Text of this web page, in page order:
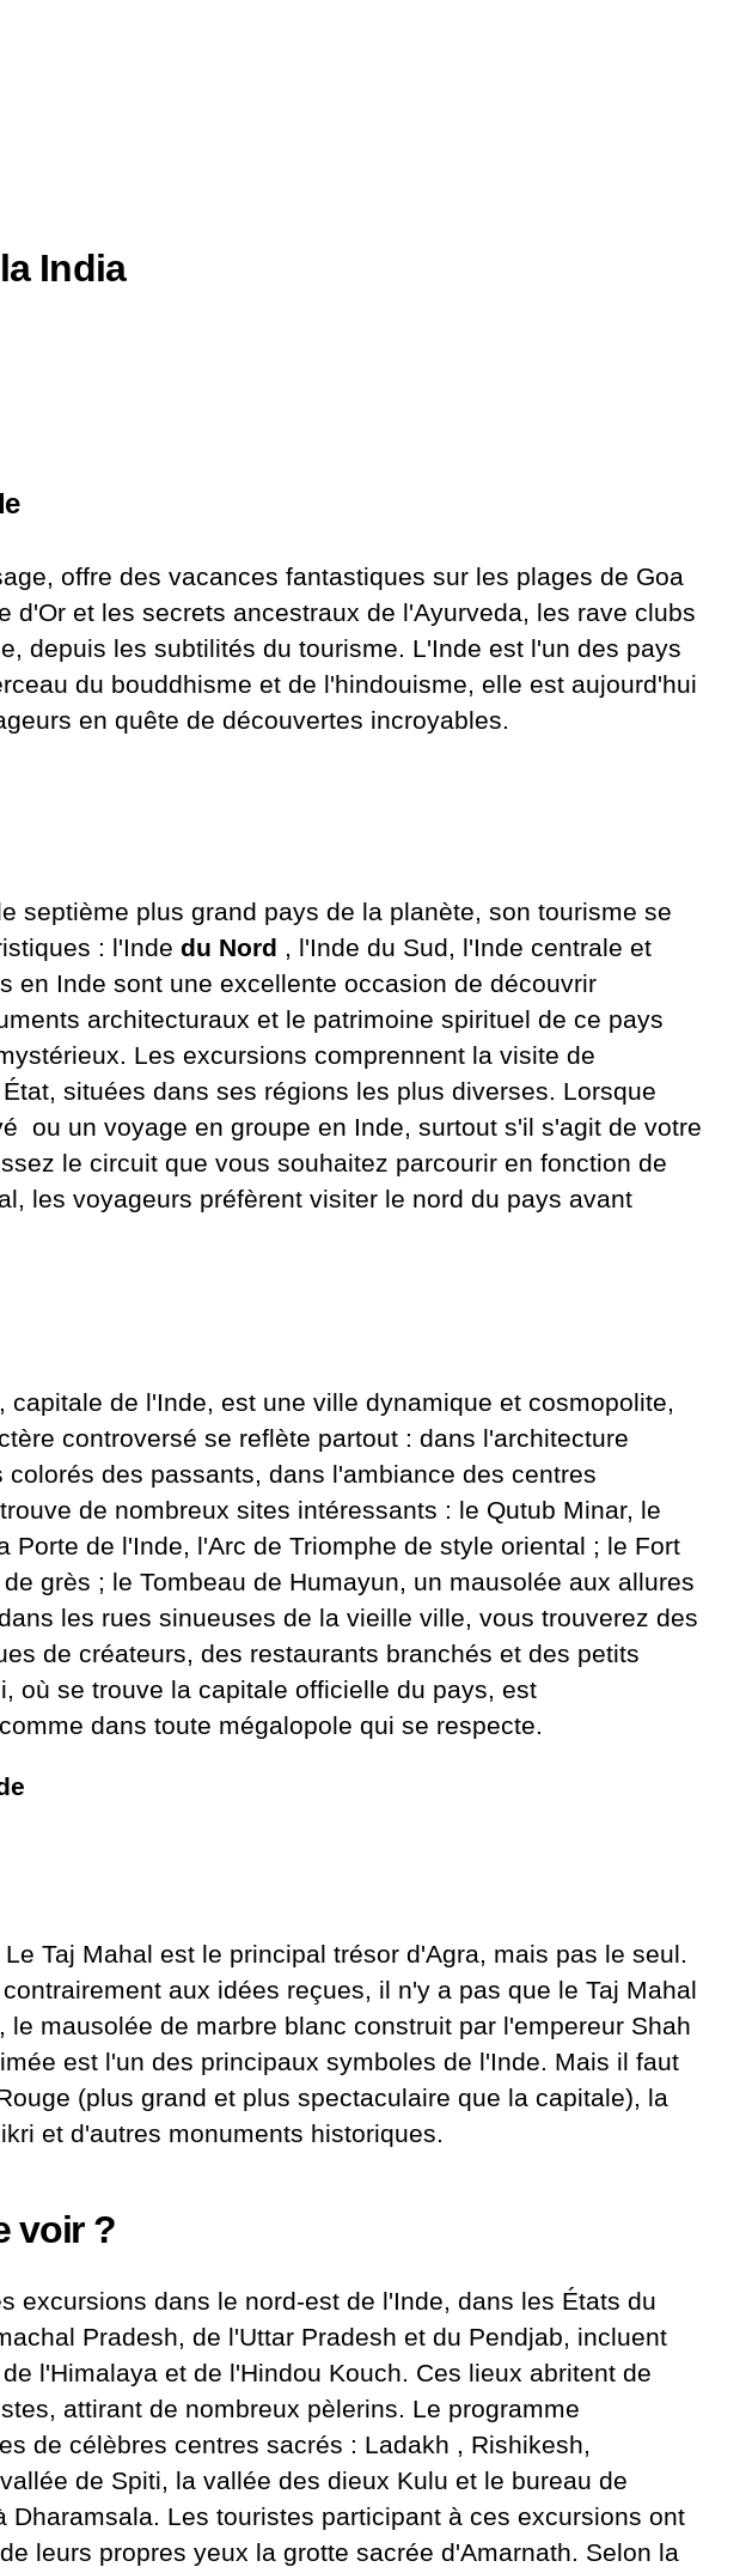
India
offre des vacances fantastiques sur les plages de Goa
et les secrets ancestraux de l'Ayurveda, les rave clubs
depuis les subtilités du tourisme. L'Inde est l'un des pays
du bouddhisme et de l'hindouisme, elle est aujourd'hui
en quête de découvertes incroyables.
septième plus grand pays de la planète, son tourisme se
: l'Inde du Nord , l'Inde du Sud, l'Inde centrale et
en Inde sont une excellente occasion de découvrir
architecturaux et le patrimoine spirituel de ce pays
Les excursions comprennent la visite de
situées dans ses régions les plus diverses. Lorsque
ou un voyage en groupe en Inde, surtout s'il s'agit de votre
le circuit que vous souhaitez parcourir en fonction de
les voyageurs préfèrent visiter le nord du pays avant
capitale de l'Inde, est une ville dynamique et cosmopolite,
controversé se reflète partout : dans l'architecture
des passants, dans l'ambiance des centres
de nombreux sites intéressants : le Qutub Minar, le
Porte de l'Inde, l'Arc de Triomphe de style oriental ; le Fort
grès ; le Tombeau de Humayun, un mausolée aux allures
les rues sinueuses de la vieille ville, vous trouverez des
de créateurs, des restaurants branchés et des petits
où se trouve la capitale officielle du pays, est
dans toute mégalopole qui se respecte.
Taj Mahal est le principal trésor d'Agra, mais pas le seul.
aux idées reçues, il n'y a pas que le Taj Mahal
le mausolée de marbre blanc construit par l'empereur Shah
est l'un des principaux symboles de l'Inde. Mais il faut
(plus grand et plus spectaculaire que la capitale), la
et d'autres monuments historiques.
voir ?
excursions dans le nord-est de l'Inde, dans les États du
Pradesh, de l'Uttar Pradesh et du Pendjab, incluent
l'Himalaya et de l'Hindou Kouch. Ces lieux abritent de
attirant de nombreux pèlerins. Le programme
de célèbres centres sacrés : Ladakh , Rishikesh,
de Spiti, la vallée des dieux Kulu et le bureau de
Dharamsala. Les touristes participant à ces excursions ont
leurs propres yeux la grotte sacrée d'Amarnath. Selon la